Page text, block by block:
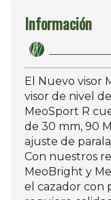
Información
El Nuevo visor
visor de nivel
MeoSport R
de 30 mm, 90
ajuste de
Con nuestros
MeoBright y
el cazador con